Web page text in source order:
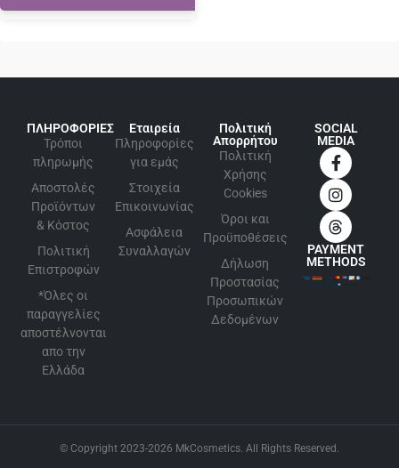
ΠΛΗΡΟΦΟΡΙΕΣ
Τρόποι
πληρωμής
Αποστολές
Προϊόντων
& Κόστος
Πολιτική
Επιστροφών
*Όλες οι
παραγγελίες
αποστέλνονται
απο την
Ελλάδα
Εταιρεία
Πληροφορίες
για εμάς
Στοιχεία
Επικοινωνίας
Ασφάλεια
Συναλλαγών
Πολιτική
Απορρήτου
Πολιτική
Xρήσης
Cookies
Όροι και
Προϋποθέσεις
Δήλωση
Προστασίας
Προσωπικών
Δεδομένων
SOCIAL
MEDIA
PAYMENT
METHODS
© Copyright 2023-2026 MkCosmetics. All Rights Reserved.